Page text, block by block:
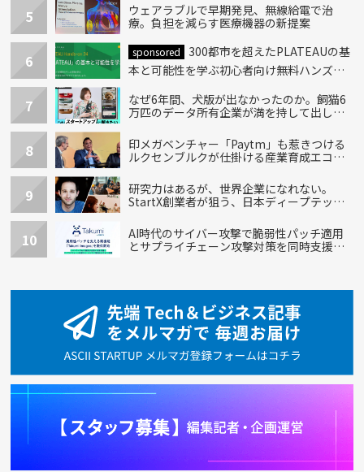
5
ウェアラブルで早期発見、無線給電で治
療。負担を減らす医療機器の新提案
6 sponsored
300都市を超えたPLATEAUの基
本と可能性を学ぶ初心者向け無料ハンズオ
7
なぜ6年間、犬版が出なかったのか。飼猫6
万匹のデータ所有企業が満を持して出し
8
印メガベンチャー「Paytm」も惹きつける
ルクセンブルクが仕掛ける産業育成エコシ
9
研究力はあるが、世界企業になれない。
StartX創業者が狙う、日本ディープテック
10
AI時代のサイバー攻撃で脆弱性パッチ適用
とサプライチェーン攻撃対策を同時支援す